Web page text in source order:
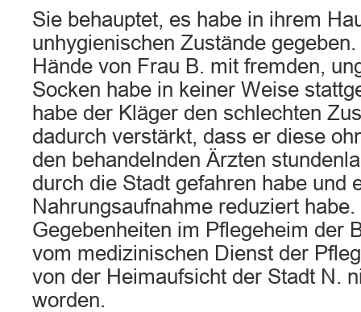
Sie behauptet, es habe in ihrem
unhygienischen Zustände
Hände von Frau B. mit fremden,
Socken habe in keiner Weise
habe der Kläger den schlechten
dadurch verstärkt, dass er diese
den behandelnden Ärzten
durch die Stadt gefahren habe und
Nahrungsaufnahme reduziert
Gegebenheiten im Pflegeheim der
vom medizinischen Dienst der
von der Heimaufsicht der Stadt N.
worden.